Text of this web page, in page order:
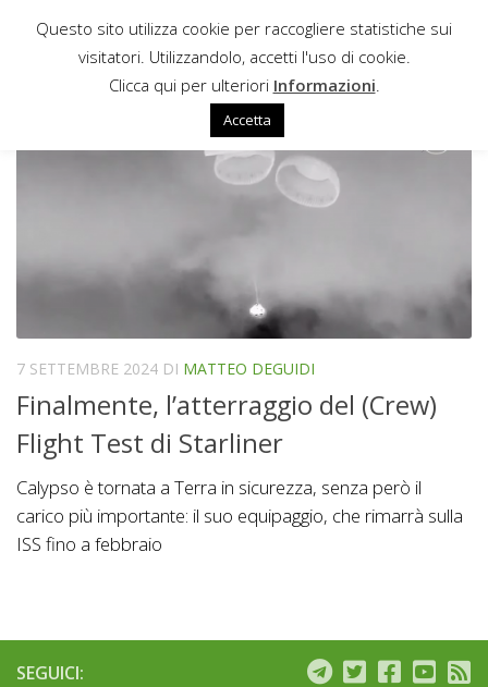
Sotto il contenuto
WHITE SANDS SPACE HARBOR
7 SETTEMBRE 2024 DI MATTEO DEGUIDI
Finalmente, l’atterraggio del (Crew)
Flight Test di Starliner
Calypso è tornata a Terra in sicurezza, senza però il
carico più importante: il suo equipaggio, che rimarrà sulla
ISS fino a febbraio
SEGUICI:
Questo sito utilizza cookie per raccogliere statistiche sui
visitatori. Utilizzandolo, accetti l'uso di cookie.
Clicca qui per ulteriori Informazioni
Accetta